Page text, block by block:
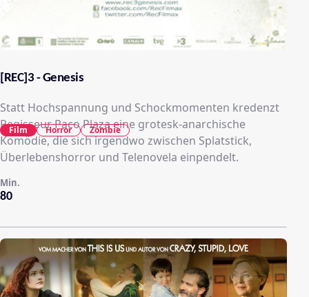
[REC]3 - Genesis
Statt Hochspannung und Schockmomenten kredenzt
Regisseur Paco Plaza eine grotesk-anarchische
Komödie, die sich irgendwo zwischen Splatstick,
Überlebenshorror und Telenovela einpendelt.
80
Min.
Film Horror Zombie